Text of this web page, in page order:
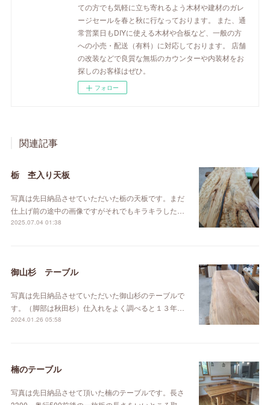
ての方でも気軽に立ち寄れるよう木材や建材のガレ
ージセールを春と秋に行なっております。 また、通
常営業日もDIYに使える木材や合板など、一般の方
への小売・配送（有料）に対応しております。 店舗
の改装などで良質な無垢のカウンターや内装材をお
探しのお客様はぜひ。
フォロー
関連記事
栃 杢入り天板
写真は先日納品させていただいた栃の天板です。まだ
仕上げ前の途中の画像ですがそれでもキラキラした…
2025.07.04 01:38
御山杉 テーブル
写真は先日納品させていただいた御山杉のテーブルで
す。（脚部は秋田杉）仕入れをよく調べると１３年…
2024.01.26 05:58
楠のテーブル
写真は先日納品させて頂いた楠のテーブルです。長さ